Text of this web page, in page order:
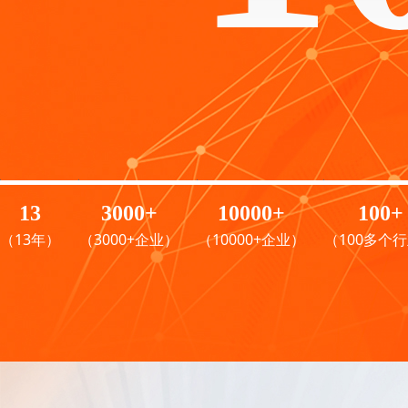
13
（13年）
3000+
（3000+企业）
10000+
（10000+企业）
100+
（100多个